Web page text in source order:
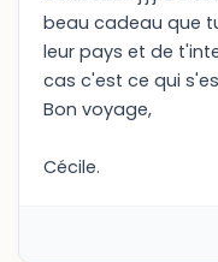
beau cadeau que
leur pays et de
cas c'est ce qui
Bon voyage,
Cécile.